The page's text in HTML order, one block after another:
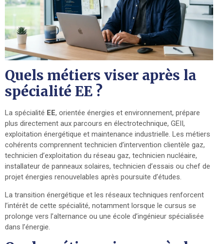
Quels métiers viser après la
spécialité EE ?
La spécialité EE, orientée énergies et environnement, prépare
plus directement aux parcours en électrotechnique, GEII,
exploitation énergétique et maintenance industrielle. Les métiers
cohérents comprennent technicien d’intervention clientèle gaz,
technicien d’exploitation du réseau gaz, technicien nucléaire,
installateur de panneaux solaires, technicien d’essais ou chef de
projet énergies renouvelables après poursuite d’études.
La transition énergétique et les réseaux techniques renforcent
l’intérêt de cette spécialité, notamment lorsque le cursus se
prolonge vers l’alternance ou une école d’ingénieur spécialisée
dans l’énergie.